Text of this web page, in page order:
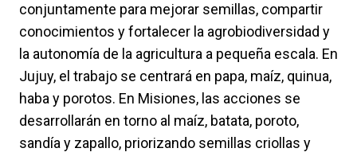
conjuntamente para mejorar semillas, compartir
conocimientos y fortalecer la agrobiodiversidad y
la autonomía de la agricultura a pequeña escala. En
Jujuy, el trabajo se centrará en papa, maíz, quinua,
haba y porotos. En Misiones, las acciones se
desarrollarán en torno al maíz, batata, poroto,
sandía y zapallo, priorizando semillas criollas y